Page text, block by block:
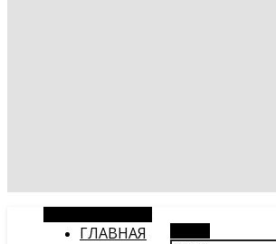
ГЛАВНАЯ